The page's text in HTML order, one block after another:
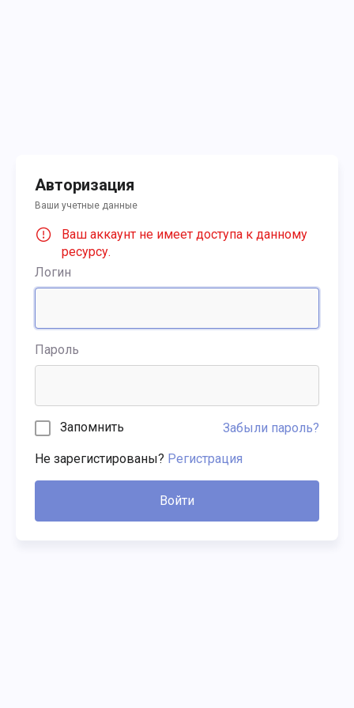
Авторизация
Ваши учетные данные
Ваш аккаунт не имеет доступа к данному
ресурсу.
Логин
Пароль
Запомнить Забыли пароль?
Не зарегистированы? Регистрация